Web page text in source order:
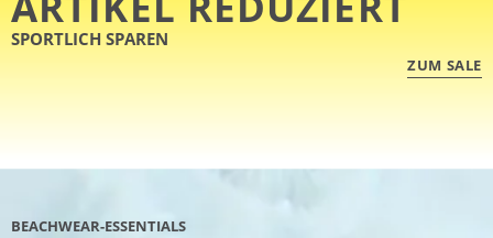
SPORTLICH SPAREN
ZUM SALE
BEACHWEAR-ESSENTIALS